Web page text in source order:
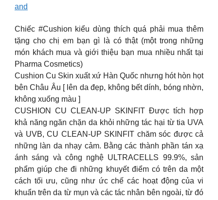
and
Chiếc #Cushion kiểu dùng thích quá phải mua thêm
tặng cho chị em bạn gì là có thật (một trong những
món khách mua và giới thiệu bạn mua nhiều nhất tại
Pharma Cosmetics)
Cushion Cu Skin xuất xứ Hàn Quốc nhưng hót hòn họt
bên Châu Âu [ lên da đẹp, không bết dính, bóng nhờn,
không xuống màu ]
CUSHION CU CLEAN-UP SKINFIT Được tích hợp
khả năng ngăn chặn da khỏi những tác hại từ tia UVA
và UVB, CU CLEAN-UP SKINFIT chăm sóc được cả
những làn da nhạy cảm. Bằng các thành phần tán xạ
ánh sáng và công nghệ ULTRACELLS 99.9%, sản
phẩm giúp che đi những khuyết điểm có trên da một
cách tối ưu, cũng như ức chế các hoạt động của vi
khuẩn trên da từ mụn và các tác nhân bên ngoài, từ đó